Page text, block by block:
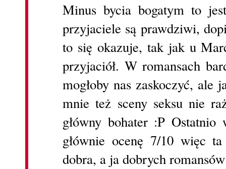
Minus bycia bogatym to
przyjaciele są prawdziwi,
to się okazuje, tak jak u
przyjaciół. W romansach
mogłoby nas zaskoczyć,
mnie też sceny seksu nie
główny bohater :P
głównie ocenę 7/10 więc
dobra, a ja dobrych